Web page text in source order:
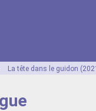
La tête dans le guidon